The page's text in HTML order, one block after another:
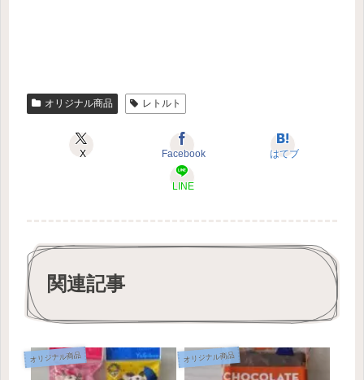
オリジナル商品 レトルト
X Facebook はてブ
LINE
関連記事
オリジナル商品 オリジナル商品